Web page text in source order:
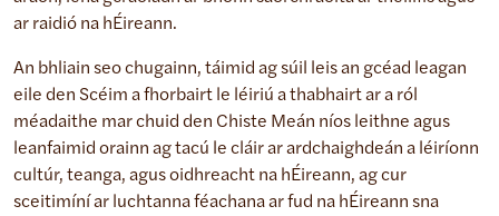
ar raidió na hÉireann.
An bhliain seo chugainn, táimid ag súil leis an gcéad leagan
eile den Scéim a fhorbairt le léiriú a thabhairt ar a ról
méadaithe mar chuid den Chiste Meán níos leithne agus
leanfaimid orainn ag tacú le cláir ar ardchaighdeán a léiríonn
cultúr, teanga, agus oidhreacht na hÉireann, ag cur
sceitimíní ar luchtanna féachana ar fud na hÉireann sna